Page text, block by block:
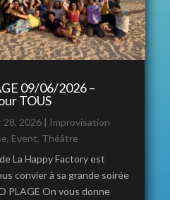
09/06/2026 –
TOUS
28, 2026| Improvisation
, Event, Théâtre
La Happy Factory est
convier à sa grande soirée
PLAGE On vous donne